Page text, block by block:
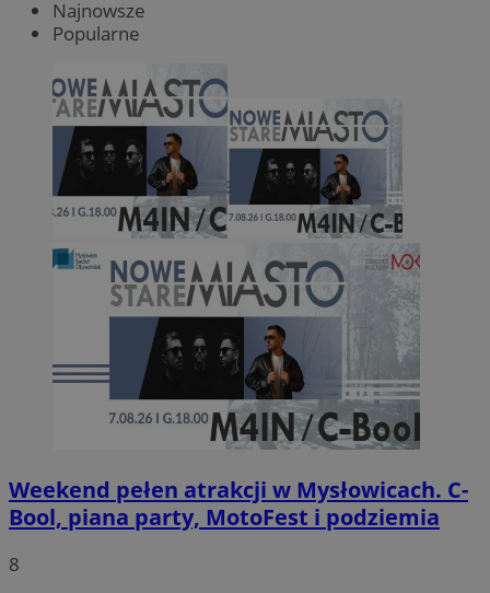
Najnowsze
Popularne
Weekend pełen atrakcji w Mysłowicach. C-
Bool, piana party, MotoFest i podziemia
8